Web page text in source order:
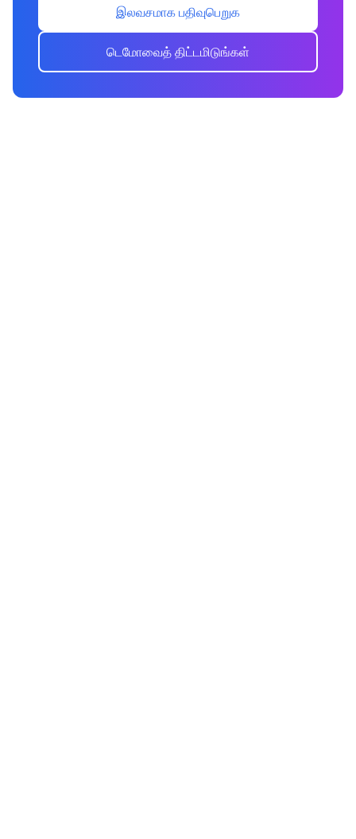
இலவசமாக பதிவுபெறுக
டெமோவைத் திட்டமிடுங்கள்